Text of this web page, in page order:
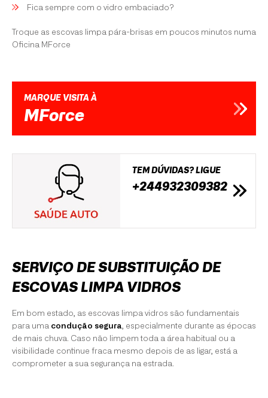
Fica sempre com o vidro embaciado?
Troque as escovas limpa pára-brisas em poucos minutos numa
Oficina MForce
MARQUE VISITA À
MForce
TEM DÚVIDAS? LIGUE
+244932309382
SERVIÇO DE SUBSTITUIÇÃO DE
ESCOVAS LIMPA VIDROS
Em bom estado, as escovas limpa vidros são fundamentais
para uma condução segura, especialmente durante as épocas
de mais chuva. Caso não limpem toda a área habitual ou a
visibilidade continue fraca mesmo depois de as ligar, está a
comprometer a sua segurança na estrada.